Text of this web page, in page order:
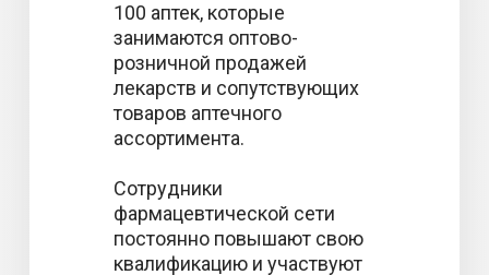
100 аптек, которые
занимаются оптово-
розничной продажей
лекарств и сопутствующих
товаров аптечного
ассортимента.
Сотрудники
фармацевтической сети
постоянно повышают свою
квалификацию и участвуют